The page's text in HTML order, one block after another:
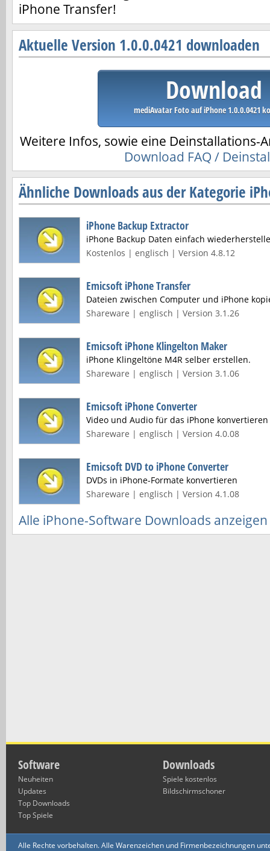
iPhone Transfer!
Aktuelle Version 1.0.0.0421 downloaden
Download
mediAvatar Foto auf iPhone 1.0.0.0421
Weitere Infos, sowie eine Deinstallations-
Download FAQ /
Ähnliche Downloads aus der Kategorie
iPhone Backup Extractor
iPhone Backup Daten einfach
Kostenlos | englisch | Version 4.8.12
Emicsoft iPhone Transfer
Dateien zwischen Computer und iPhone
Shareware | englisch | Version 3.1.26
Emicsoft iPhone Klingelton Maker
iPhone Klingeltöne M4R selber erstellen.
Shareware | englisch | Version 3.1.06
Emicsoft iPhone Converter
Video und Audio für das iPhone konvertieren
Shareware | englisch | Version 4.0.08
Emicsoft DVD to iPhone Converter
DVDs in iPhone-Formate konvertieren
Shareware | englisch | Version 4.1.08
Alle iPhone-Software Downloads anzeigen
Software
Neuheiten
Updates
Top Downloads
Top Spiele
Downloads
Spiele kostenlos
Bildschirmschoner
Alle Rechte vorbehalten. Alle Warenzeichen und Firmenbezeichnungen